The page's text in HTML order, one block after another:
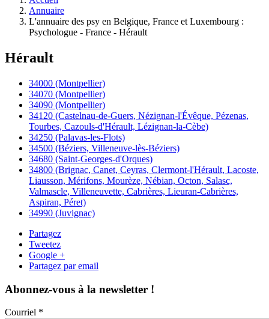
Annuaire
L'annuaire des psy en Belgique, France et Luxembourg :
Psychologue - France - Hérault
Hérault
34000 (Montpellier)
34070 (Montpellier)
34090 (Montpellier)
34120 (Castelnau-de-Guers, Nézignan-l'Évêque, Pézenas,
Tourbes, Cazouls-d'Hérault, Lézignan-la-Cèbe)
34250 (Palavas-les-Flots)
34500 (Béziers, Villeneuve-lès-Béziers)
34680 (Saint-Georges-d'Orques)
34800 (Brignac, Canet, Ceyras, Clermont-l'Hérault, Lacoste,
Liausson, Mérifons, Mourèze, Nébian, Octon, Salasc,
Valmascle, Villeneuvette, Cabrières, Lieuran-Cabrières,
Aspiran, Péret)
34990 (Juvignac)
Partagez
Tweetez
Google +
Partagez par email
Abonnez-vous à la newsletter !
Courriel *